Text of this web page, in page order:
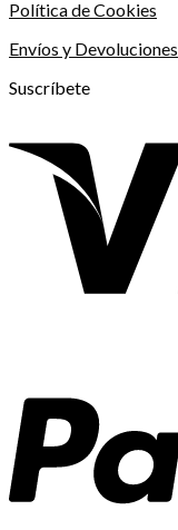
Política de Cookies
Envíos y Devoluciones
Suscríbete